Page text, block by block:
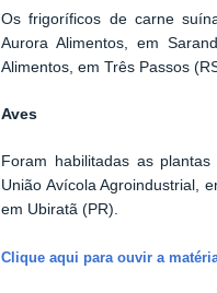
Os frigoríficos de carne
Aurora Alimentos, em
Alimentos, em Três Passos
Aves
Foram habilitadas as
União Avícola Agroindustrial,
em Ubiratã (PR).
Clique aqui para ouvir a